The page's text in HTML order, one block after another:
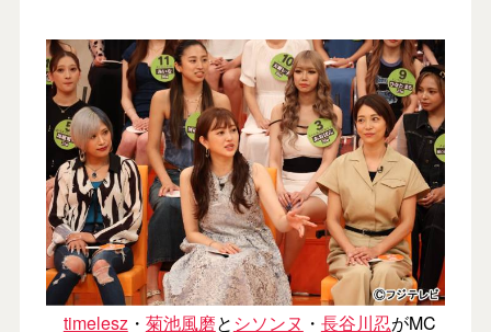
timelesz・ 菊池風磨と シソンヌ ・ 長谷川忍がMC